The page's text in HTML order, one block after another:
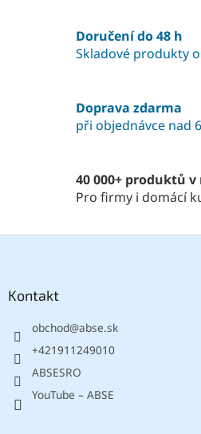
Doručení do 48 h
Skladové produkty
Doprava zdarma
při objednávce nad
40 000+ produktů v
Pro firmy i domácí
Kontakt
obchod@abse.sk
+421911249010
ABSESRO
YouTube – ABSE